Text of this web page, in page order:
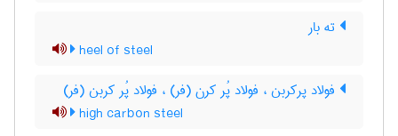
ته بار
heel of steel
فولاد پرکربن ، فولاد پُر کرن (فر) ، فولاد پُر کربن (فر)
high carbon steel